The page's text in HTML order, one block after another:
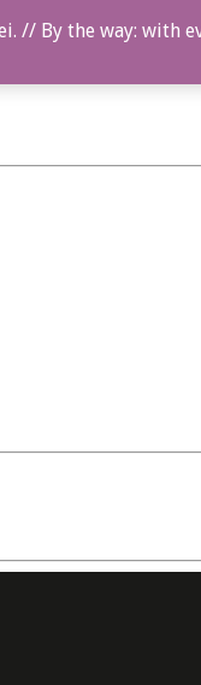
// By the way: with